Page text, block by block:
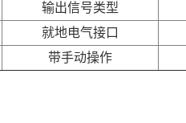
输出信号类型
就地电气接口
带手动操作